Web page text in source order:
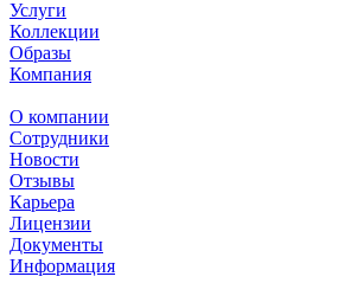
Услуги
Коллекции
Образы
Компания
О компании
Сотрудники
Новости
Отзывы
Карьера
Лицензии
Документы
Информация